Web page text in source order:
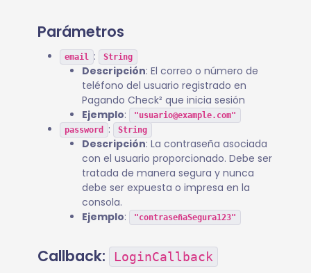
Parámetros
email : String
Descripción: El correo o número de
teléfono del usuario registrado en
Pagando Check² que inicia sesión
Ejemplo:
"usuario@example.com"
password
: String
Descripción: La contraseña asociada
con el usuario proporcionado. Debe ser
tratada de manera segura y nunca
debe ser expuesta o impresa en la
consola.
Ejemplo: "contraseñaSegura123"
Callback: LoginCallback